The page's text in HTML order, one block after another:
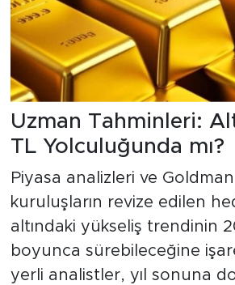
Uzman Tahminleri:
TL Yolculuğunda mı?
Piyasa analizleri ve
kuruluşların revize edilen
altındaki yükseliş trendinin
boyunca sürebileceğine
yerli analistler, yıl sonuna